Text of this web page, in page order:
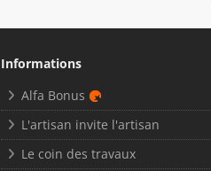
Informations
Alfa Bonus
L'artisan invite l'artisan
Le coin des travaux